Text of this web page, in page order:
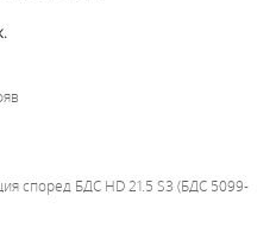
според БДС HD 21.5 S3 (БДС 5099-